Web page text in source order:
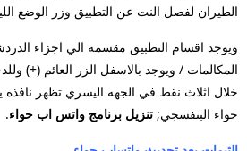
الطيران لفصل النت عن التطبيق وزر الوضع
ويوجد اقسام التطبيق مقسمه الي اجزاء
المكالمات / ويوجد بالاسفل الزر العائم (+)
خلال اثلاث نقط في الجهه اليسري تظهر
حواء البنفسجي; تنزيل برنامج واتس اب حواء.